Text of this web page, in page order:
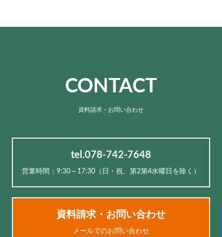
CONTACT
資料請求・お問い合わせ
tel.078-742-7648
営業時間：9:30～17:30（⽇・祝、第2第4水曜日を除く）
資料請求・お問い合わせ
メールでのお問い合わせ